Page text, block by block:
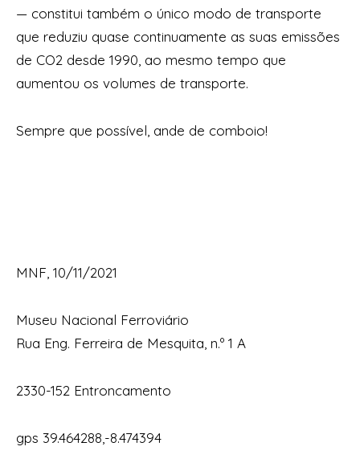
— constitui também o único modo de transporte
que reduziu quase continuamente as suas emissões
de CO2 desde 1990, ao mesmo tempo que
aumentou os volumes de transporte.
Sempre que possível, ande de comboio!
MNF, 10/11/2021
Museu Nacional Ferroviário
Rua Eng. Ferreira de Mesquita, n.º 1 A
2330-152 Entroncamento
gps 39.464288,-8.474394